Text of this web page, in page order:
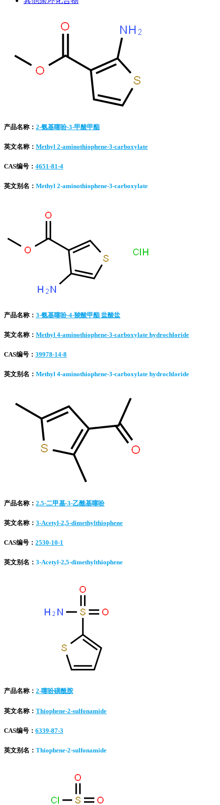
产品名称： 2-氨基噻吩-3-甲酸甲酯
英文名称： Methyl 2-aminothiophene-3-carboxylate
CAS编号： 4651-81-4
英文别名： Methyl 2-aminothiophene-3-carboxylate
产品名称： 3-氨基噻吩-4-羧酸甲酯 盐酸盐
英文名称： Methyl 4-aminothiophene-3-carboxylate hydrochloride
CAS编号： 39978-14-8
英文别名： Methyl 4-aminothiophene-3-carboxylate hydrochloride
产品名称： 2.5-二甲基-3-乙酰基噻吩
英文名称： 3-Acetyl-2,5-dimethylthiophene
CAS编号： 2530-10-1
英文别名： 3-Acetyl-2,5-dimethylthiophene
产品名称： 2-噻吩磺酰胺
英文名称： Thiophene-2-sulfonamide
CAS编号： 6339-87-3
英文别名： Thiophene-2-sulfonamide